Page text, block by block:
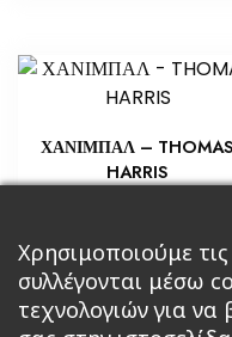
ΧΑΝΙΜΠΑΛ – THOMAS
HARRIS
Προσθήκη στο καλάθι
Χρησιμοποιούμε
συλλέγονται μέσω
τεχνολογιών για να